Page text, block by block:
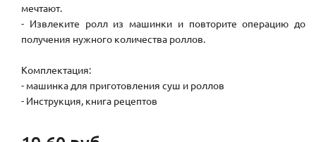
мечтают.
- Извлеките ролл из машинки и повторите операцию до
получения нужного количества роллов.
Комплектация:
- машинка для приготовления суш и роллов
- Инструкция, книга рецептов